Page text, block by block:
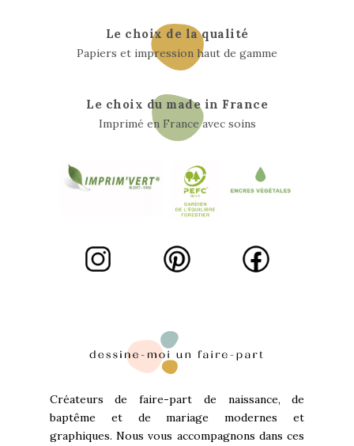
Le choix de la qualité
Papiers et impression haut de gamme
Le choix du made in France
Imprimé en France avec soins
Créateurs de faire-part de naissance, de
baptême et de mariage modernes et
graphiques. Nous vous accompagnons dans ces